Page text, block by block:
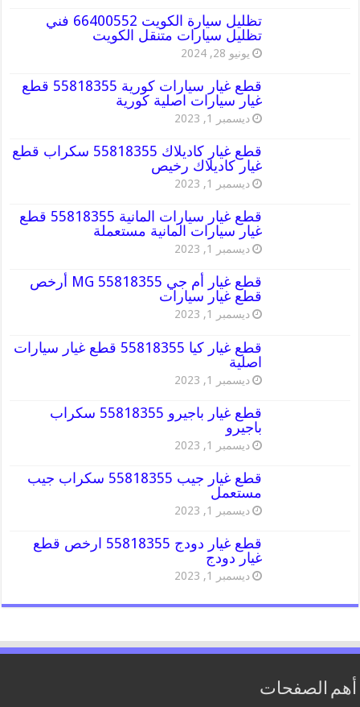
تظليل سيارة الكويت 66400552 فني
تظليل سيارات متنقل الكويت
يونيو 28, 2024
قطع غيار سيارات كورية 55818355 قطع
غيار سيارات اصلية كورية
ديسمبر 1, 2023
قطع غيار كاديلاك 55818355 سكراب قطع
غيار كاديلاك رخيص
ديسمبر 1, 2023
قطع غيار سيارات المانية 55818355 قطع
غيار سيارات المانية مستعملة
ديسمبر 1, 2023
قطع غيار أم جي MG 55818355 أرخص
قطع غيار سيارات
ديسمبر 1, 2023
قطع غيار كيا 55818355 قطع غيار سيارات
اصلية
ديسمبر 1, 2023
قطع غيار باجيرو 55818355 سكراب
باجيرو
ديسمبر 1, 2023
قطع غيار جيب 55818355 سكراب جيب
مستعمل
ديسمبر 1, 2023
قطع غيار دودج 55818355 ارخص قطع
غيار دودج
ديسمبر 1, 2023
أهم الصفحات